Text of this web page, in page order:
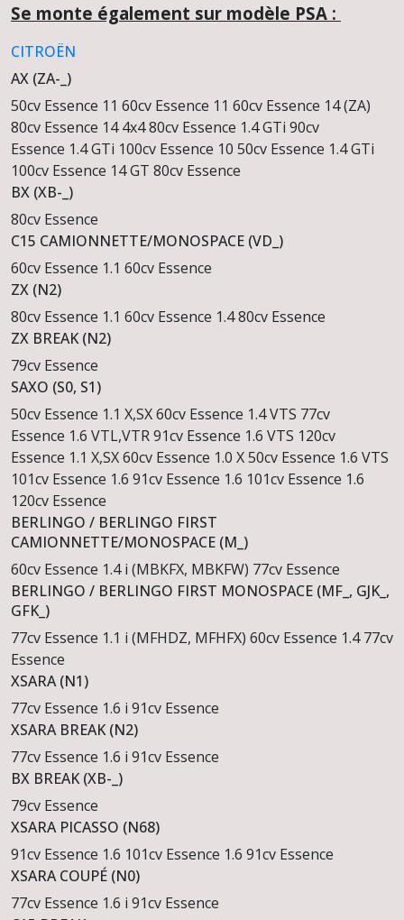
Se monte également sur modèle PSA :
CITROËN
AX (ZA-_)
50cv Essence 11 60cv Essence 11 60cv Essence 14 (ZA)
80cv Essence 14 4x4 80cv Essence 1.4 GTi 90cv
Essence 1.4 GTi 100cv Essence 10 50cv Essence 1.4 GTi
100cv Essence 14 GT 80cv Essence
BX (XB-_)
80cv Essence
C15 CAMIONNETTE/MONOSPACE (VD_)
60cv Essence 1.1 60cv Essence
ZX (N2)
80cv Essence 1.1 60cv Essence 1.4 80cv Essence
ZX BREAK (N2)
79cv Essence
SAXO (S0, S1)
50cv Essence 1.1 X,SX 60cv Essence 1.4 VTS 77cv
Essence 1.6 VTL,VTR 91cv Essence 1.6 VTS 120cv
Essence 1.1 X,SX 60cv Essence 1.0 X 50cv Essence 1.6 VTS
101cv Essence 1.6 91cv Essence 1.6 101cv Essence 1.6
120cv Essence
BERLINGO / BERLINGO FIRST
CAMIONNETTE/MONOSPACE (M_)
60cv Essence 1.4 i (MBKFX, MBKFW) 77cv Essence
BERLINGO / BERLINGO FIRST MONOSPACE (MF_, GJK_,
GFK_)
77cv Essence 1.1 i (MFHDZ, MFHFX) 60cv Essence 1.4 77cv
Essence
XSARA (N1)
77cv Essence 1.6 i 91cv Essence
XSARA BREAK (N2)
77cv Essence 1.6 i 91cv Essence
BX BREAK (XB-_)
79cv Essence
XSARA PICASSO (N68)
91cv Essence 1.6 101cv Essence 1.6 91cv Essence
XSARA COUPÉ (N0)
77cv Essence 1.6 i 91cv Essence